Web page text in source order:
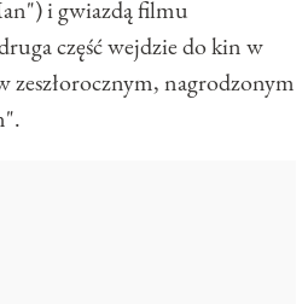
i gwiazdą filmu
część wejdzie do kin w
zeszłorocznym, nagrodzonym